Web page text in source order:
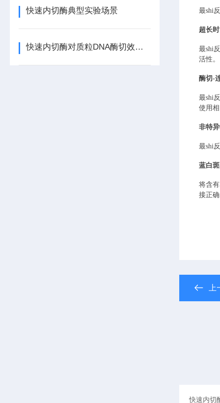
快速内切酶典型实验场景
快速内切酶对质粒DNA酶切效率的影响因素
最shi
超长
最shi
活性。
酶切-
最shi
使用
非特
最shi
蓝白
将含
接正